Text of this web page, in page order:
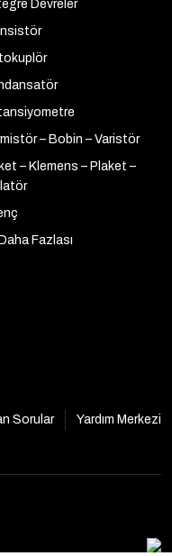
Devreler
– Bobin – Varistör
– Klemens – Plaket –
Fazlası
Sorular
Yardım Merkezi